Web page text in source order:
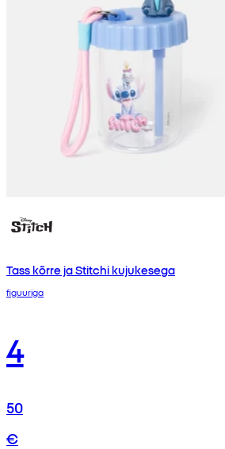
Tass kõrre ja Stitchi kujukesega
figuuriga
4
50
€